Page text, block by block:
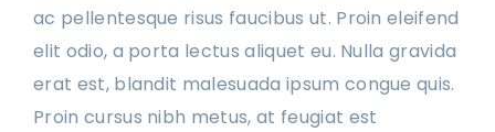
ac pellentesque risus faucibus ut. Proin eleifend
elit odio, a porta lectus aliquet eu. Nulla gravida
erat est, blandit malesuada ipsum congue quis.
Proin cursus nibh metus, at feugiat est